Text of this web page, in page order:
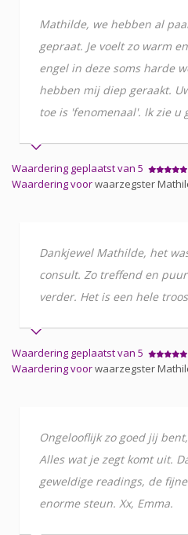
Mathilde, we hebben al
gepraat. Je voelt zo warm
engel in deze soms harde
hebben mij diep geraakt.
toe is 'fenomenaal'. Ik zie u
Waardering geplaatst van 5
Waardering voorwaarzegster
Dankjewel Mathilde, het
consult. Zo treffend en
verder. Het is een hele
Waardering geplaatst van 5
Waardering voorwaarzegster
Ongelooflijk zo goed jij
Alles wat je zegt komt uit.
geweldige readings, de
enorme steun. Xx, Emma.